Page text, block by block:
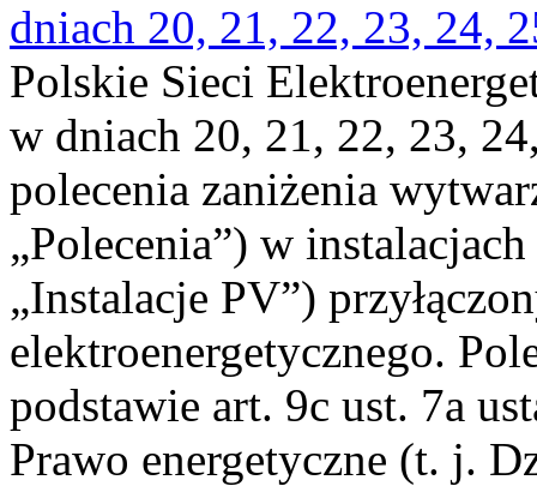
dniach 20, 21, 22, 23, 24,
Polskie Sieci
w dniach 20, 21, 22, 23,
polecenia zaniżenia
„Polecenia”) w
„Instalacje PV”)
elektroenergetycznego.
podstawie art. 9c ust. 7a
Prawo energetyczne (t. j.